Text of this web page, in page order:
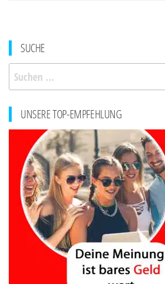
SUCHE
Suchen
nach:
UNSERE TOP-EMPFEHLUNG